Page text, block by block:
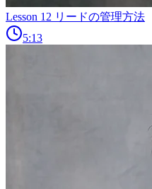
Lesson 12 リードの管理方法
5:13